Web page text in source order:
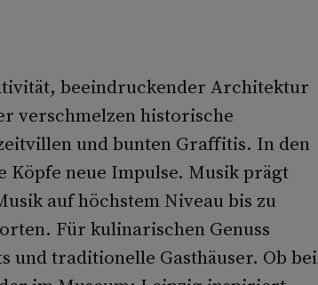
beeindruckender Architektur
verschmelzen historische
und bunten Graffitis. In den
Köpfe neue Impulse. Musik prägt
auf höchstem Niveau bis zu
Für kulinarischen Genuss
und traditionelle Gasthäuser. Ob bei